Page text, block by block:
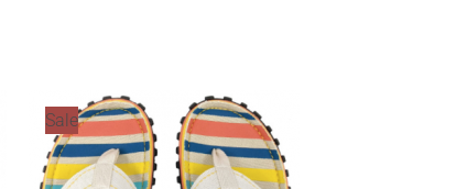
Sale